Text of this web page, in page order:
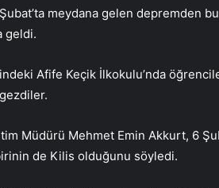
meydana gelen depremden
geldi.
Afife Keçik İlkokulu’nda
Müdürü Mehmet Emin Akkurt, 6
de Kilis olduğunu söyledi.